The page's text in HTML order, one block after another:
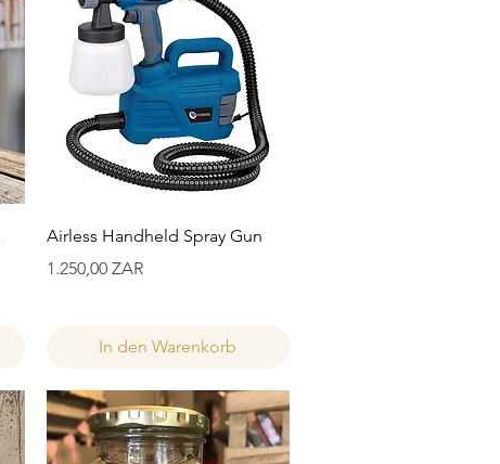
Schnellansicht
Airless Handheld Spray Gun
Preis
1.250,00 ZAR
In den Warenkorb